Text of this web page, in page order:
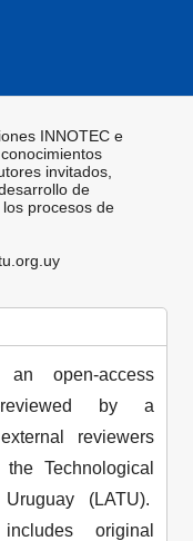
INNOTEC e
invitados,
de
procesos de
an open-access
reviewed by a
reviewers
Technological
(LATU).
original